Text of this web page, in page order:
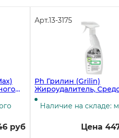
руб
Арт.13-3175
Ph Грилин (Grilin)
Жироудалитель,
удаления жира, 600
Наличие на складе:
Цена